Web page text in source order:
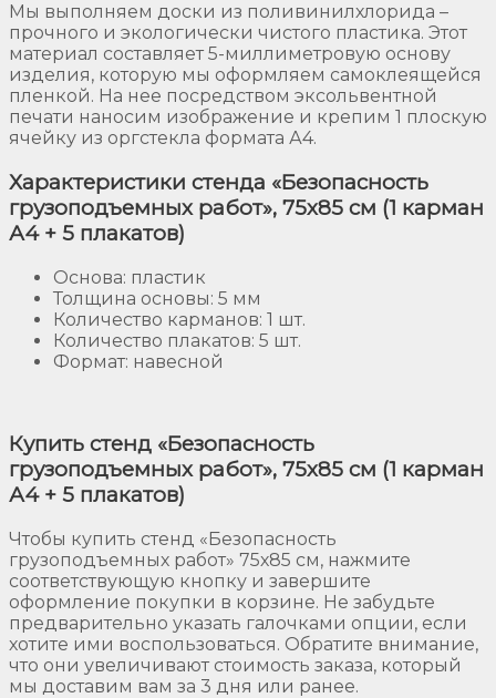
Мы выполняем доски из поливинилхлорида –
прочного и экологически чистого пластика. Этот
материал составляет 5-миллиметровую основу
изделия, которую мы оформляем самоклеящейся
пленкой. На нее посредством эксольвентной
печати наносим изображение и крепим 1 плоскую
ячейку из оргстекла формата А4.
Характеристики стенда «Безопасность
грузоподъемных работ», 75х85 см (1 карман
А4 + 5 плакатов)
Основа: пластик
Толщина основы: 5 мм
Количество карманов: 1 шт.
Количество плакатов: 5 шт.
Формат: навесной
Купить стенд «Безопасность
грузоподъемных работ», 75х85 см (1 карман
А4 + 5 плакатов)
Чтобы купить стенд «Безопасность
грузоподъемных работ» 75х85 см, нажмите
соответствующую кнопку и завершите
оформление покупки в корзине. Не забудьте
предварительно указать галочками опции, если
хотите ими воспользоваться. Обратите внимание,
что они увеличивают стоимость заказа, который
мы доставим вам за 3 дня или ранее.